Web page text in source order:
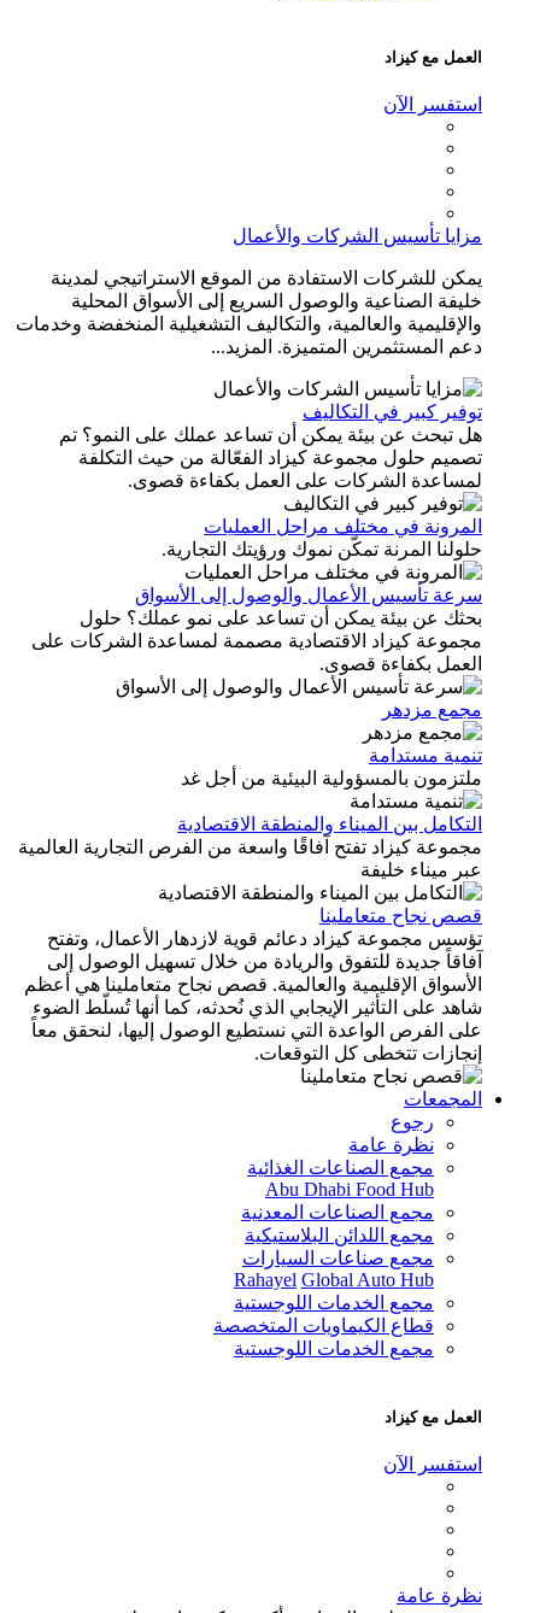
العمل مع كيزاد
استفسر الآن
مزايا تأسيس الشركات والأعمال
يمكن للشركات الاستفادة من الموقع الاستراتيجي لمدينة
خليفة الصناعية والوصول السريع إلى الأسواق المحلية
والإقليمية والعالمية، والتكاليف التشغيلية المنخفضة وخدمات
دعم المستثمرين المتميزة. المزيد...
توفير كبير في التكاليف
هل تبحث عن بيئة يمكن أن تساعد عملك على النمو؟ تم
تصميم حلول مجموعة كيزاد الفعّالة من حيث التكلفة
لمساعدة الشركات على العمل بكفاءة قصوى.
المرونة في مختلف مراحل العمليات
حلولنا المرنة تمكّن نموك ورؤيتك التجارية.
سرعة تأسيس الأعمال والوصول إلى الأسواق
بحثك عن بيئة يمكن أن تساعد على نمو عملك؟ حلول
مجموعة كيزاد الاقتصادية مصممة لمساعدة الشركات على
العمل بكفاءة قصوى.
مجمع مزدهر
تنمية مستدامة
ملتزمون بالمسؤولية البيئية من أجل غد
التكامل بين الميناء والمنطقة الاقتصادية
مجموعة كيزاد تفتح آفاقًا واسعة من الفرص التجارية العالمية
عبر ميناء خليفة
قصص نجاح متعاملينا
تؤسس مجموعة كيزاد دعائم قوية لازدهار الأعمال، وتفتح
آفاقاً جديدة للتفوق والريادة من خلال تسهيل الوصول إلى
الأسواق الإقليمية والعالمية. قصص نجاح متعاملينا هي أعظم
شاهد على التأثير الإيجابي الذي نُحدثه، كما أنها تُسلّط الضوء
على الفرص الواعدة التي نستطيع الوصول إليها، لنحقق معاً
إنجازات تتخطى كل التوقعات.
المجمعات
رجوع
نظرة عامة
مجمع الصناعات الغذائية
Abu Dhabi Food Hub
مجمع الصناعات المعدنية
مجمع اللدائن البلاستيكية
مجمع صناعات السيارات
Rahayel Global Auto Hub
مجمع الخدمات اللوجستية
قطاع الكيماويات المتخصصة
مجمع الخدمات اللوجستية
العمل مع كيزاد
استفسر الآن
نظرة عامة